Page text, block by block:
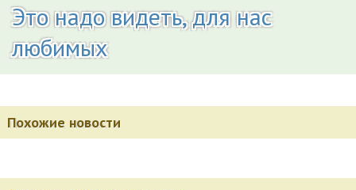
Это надо видеть, для нас
любимых
Похожие новости